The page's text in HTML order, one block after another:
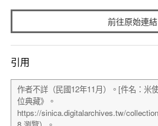
前往原始連結
引用